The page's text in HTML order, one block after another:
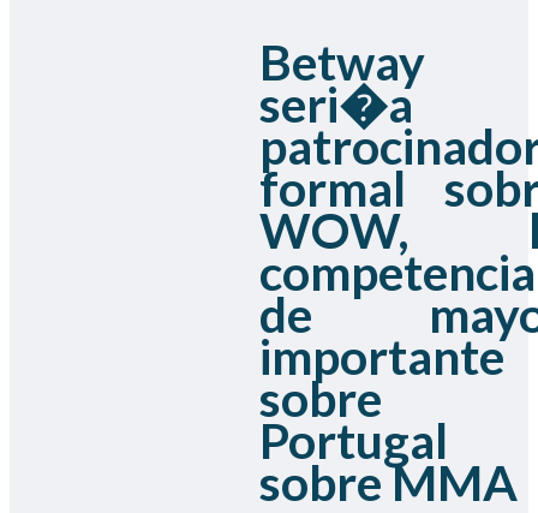
Betway
seri�a
formal
WOW,
competencia
de
importante
sobre
Portugal
sobre MMA